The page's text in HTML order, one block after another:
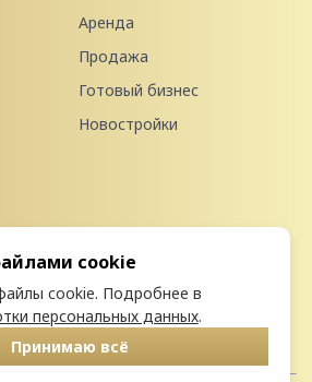
Аренда
Продажа
Готовый бизнес
Новостройки
cookie
cookie. Подробнее в
персональных данных.
Принимаю всё